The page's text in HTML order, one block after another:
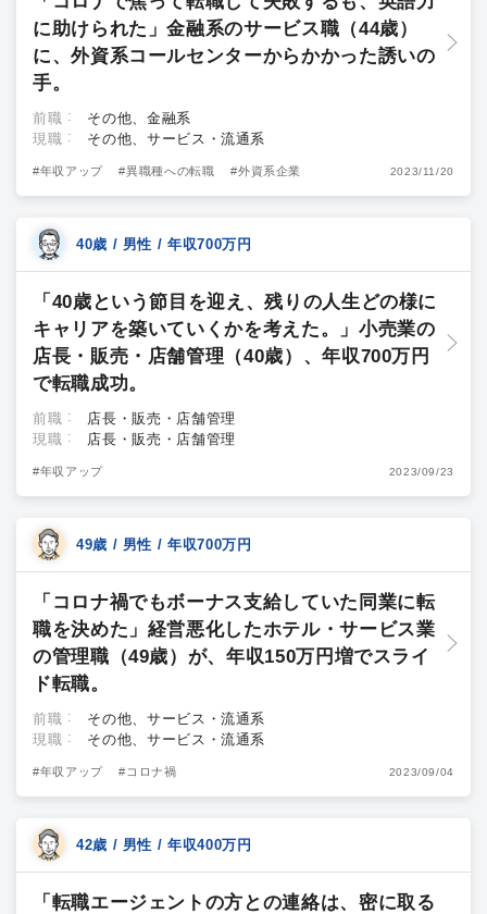
に助けられた」金融系のサービス職（44歳）
に、外資系コールセンターからかかった誘いの
手。
前職
その他、金融系
現職
その他、サービス・流通系
#年収アップ #異職種への転職 #外資系企業 2023/11/20
40歳 / 男性 / 年収700万円
「40歳という節目を迎え、残りの人生どの様に
キャリアを築いていくかを考えた。」小売業の
店長・販売・店舗管理（40歳）、年収700万円
で転職成功。
前職
店長・販売・店舗管理
現職
店長・販売・店舗管理
#年収アップ 2023/09/23
49歳 / 男性 / 年収700万円
「コロナ禍でもボーナス支給していた同業に転
職を決めた」経営悪化したホテル・サービス業
の管理職（49歳）が、年収150万円増でスライ
ド転職。
前職
その他、サービス・流通系
現職
その他、サービス・流通系
#年収アップ #コロナ禍 2023/09/04
42歳 / 男性 / 年収400万円
「転職エージェントの方との連絡は、密に取る